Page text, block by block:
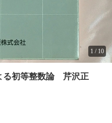
1 / 10
る初等整数論 芹沢正